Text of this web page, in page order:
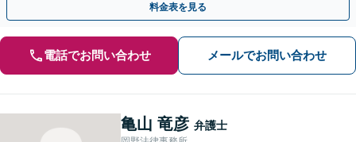
料金表を見る
電話でお問い合わせ メールでお問い合わせ
亀山 竜彦 弁護士